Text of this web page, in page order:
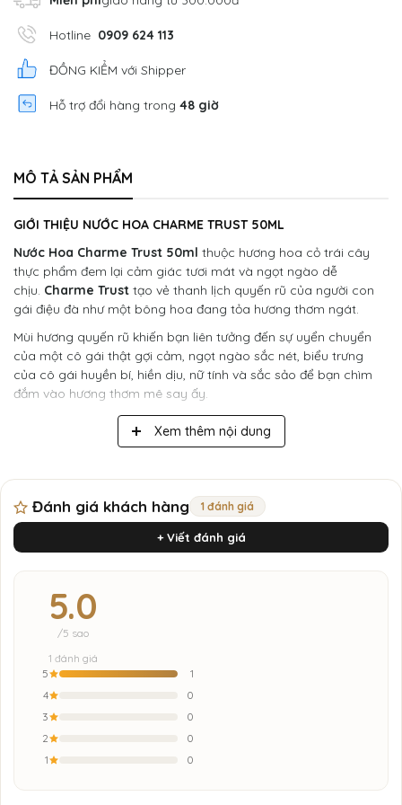
Hotline 0909 624 113
ĐỒNG KIỂM với Shipper
Hỗ trợ đổi hàng trong 48 giờ
MÔ TẢ SẢN PHẨM
GIỚI THIỆU NƯỚC HOA CHARME TRUST 50ML
Nước Hoa Charme Trust 50ml thuộc hương hoa cỏ trái cây
thực phẩm đem lại cảm giác tươi mát và ngọt ngào dễ
chịu. Charme Trust tạo vẻ thanh lịch quyến rũ của người con
gái điệu đà như một bông hoa đang tỏa hương thơm ngát.
Mùi hương quyến rũ khiến bạn liên tưởng đến sự uyển chuyển
của một cô gái thật gợi cảm, ngọt ngào sắc nét, biểu trưng
của cô gái huyền bí, hiền dịu, nữ tính và sắc sảo để bạn chìm
đắm vào hương thơm mê say ấy.
Xem thêm nội dung
Đánh giá khách hàng 1 đánh giá
+ Viết đánh giá
5.0
/5 sao
1 đánh giá
5
1
4
0
3
0
2
0
1
0